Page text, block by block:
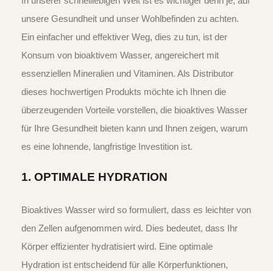
unsere Gesundheit und unser Wohlbefinden zu achten.
Ein einfacher und effektiver Weg, dies zu tun, ist der
Konsum von bioaktivem Wasser, angereichert mit
essenziellen Mineralien und Vitaminen. Als Distributor
dieses hochwertigen Produkts möchte ich Ihnen die
überzeugenden Vorteile vorstellen, die bioaktives Wasser
für Ihre Gesundheit bieten kann und Ihnen zeigen, warum
es eine lohnende, langfristige Investition ist.
1. OPTIMALE HYDRATION
Bioaktives Wasser wird so formuliert, dass es leichter von
den Zellen aufgenommen wird. Dies bedeutet, dass Ihr
Körper effizienter hydratisiert wird. Eine optimale
Hydration ist entscheidend für alle Körperfunktionen,